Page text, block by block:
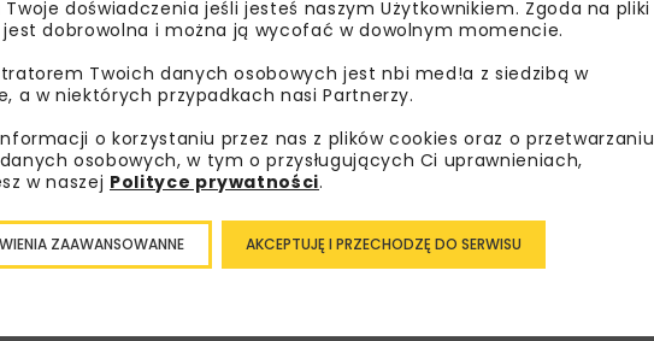
Komunikacji Rzeczpospolitej Polskiej Oddział
doświadczenia jeśli jesteś naszym Użytkownikiem. Zgoda na pliki
dobrowolna i można ją wycofać w dowolnym momencie.
Twoich danych osobowych jest nbi med!a z siedzibą w
a w niektórych przypadkach nasi Partnerzy.
o korzystaniu przez nas z plików cookies oraz o przetwarzaniu
osobowych, w tym o przysługujących Ci uprawnieniach,
w naszej Polityce prywatności.
AKCEPTUJĘ I PRZECHODZĘ DO SERWISU
ZAAWANSOWANNE